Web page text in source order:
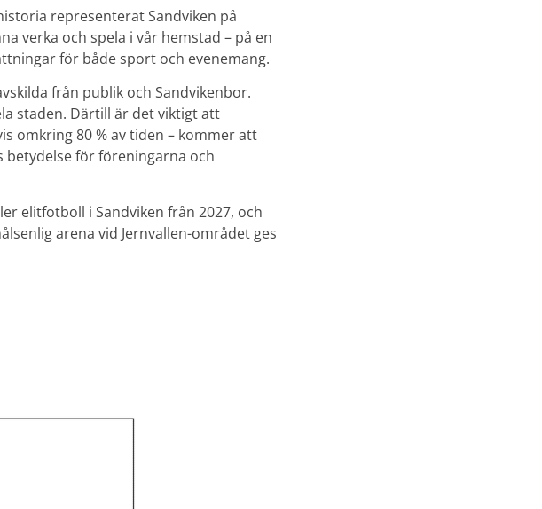
representerat Sandviken på
verka och spela i vår hemstad – på en
för både sport och evenemang.
från publik och Sandvikenbor.
staden. Därtill är det viktigt att
omkring 80 % av tiden – kommer att
betydelse för föreningarna och
elitfotboll i Sandviken från 2027, och
arena vid Jernvallen-området ges